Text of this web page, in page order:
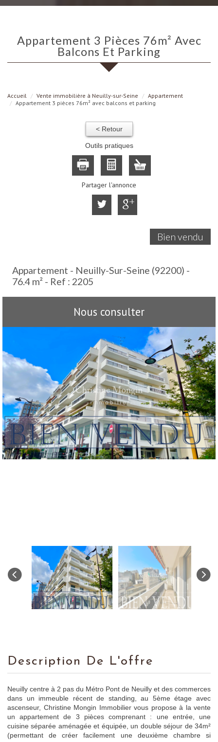
Appartement 3 Pièces 76m² Avec
Balcons Et Parking
Accueil Vente immobilière à Neuilly-sur-Seine
Appartement
Appartement 3 pièces 76m² avec balcons et parking
< Retour
Outils pratiques
Partager l'annonce
Bien vendu
Appartement - Neuilly-Sur-Seine (92200) -
76.4 m² - Ref : 2205
Nous consulter
Description De L'offre
Neuilly centre à 2 pas du Métro Pont de Neuilly et des commerces
dans un immeuble récent de standing, au 5ème étage avec
ascenseur, Christine Mongin Immobilier vous propose à la vente
un appartement de 3 pièces comprenant : une entrée, une
cuisine séparée aménagée et équipée, un double séjour de 34m²
(permettant de créer facilement une deuxième chambre si